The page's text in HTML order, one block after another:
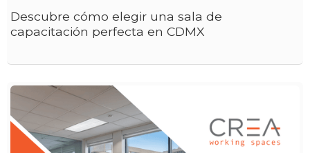
Descubre cómo elegir una sala de
capacitación perfecta en CDMX